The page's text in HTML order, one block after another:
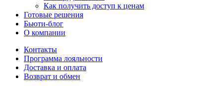
Как получить доступ к ценам
Готовые решения
Бьюти-блог
О компании
Контакты
Программа лояльности
Доставка и оплата
Возврат и обмен